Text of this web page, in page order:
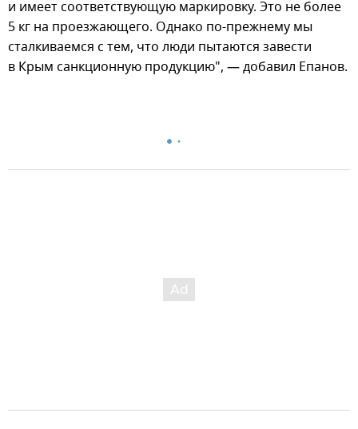
и имеет соответствующую маркировку. Это не более
5 кг на проезжающего. Однако по-прежнему мы
сталкиваемся с тем, что люди пытаются завести
в Крым санкционную продукцию", — добавил Епанов.